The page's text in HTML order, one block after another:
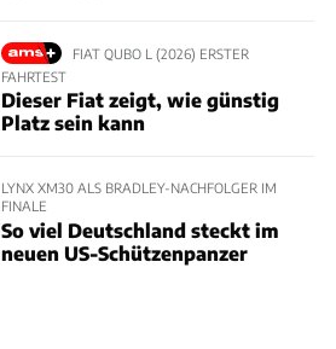
FIAT QUBO L (2026) ERSTER
FAHRTEST
Dieser Fiat zeigt, wie günstig
Platz sein kann
LYNX XM30 ALS BRADLEY-NACHFOLGER IM
FINALE
So viel Deutschland steckt im
neuen US-Schützenpanzer